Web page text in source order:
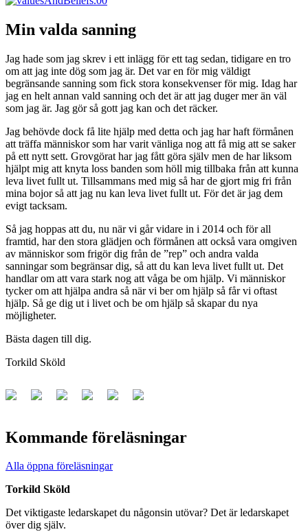
Min valda sanning
Jag hade som jag skrev i ett inlägg för ett tag sedan, tidigare en tro
om att jag inte dög som jag är. Det var en för mig väldigt
begränsande sanning som fick stora konsekvenser för mig. Idag har
jag en helt annan vald sanning och det är att jag duger mer än väl
som jag är. Jag gör så gott jag kan och det räcker.
Jag behövde dock få lite hjälp med detta och jag har haft förmånen
att träffa människor som har varit vänliga nog att få mig att se saker
på ett nytt sett. Grovgörat har jag fått göra själv men de har liksom
hjälpt mig att knyta loss banden som höll mig tillbaka från att kunna
leva livet fullt ut. Tillsammans med mig så har de gjort mig fri från
mina bojor så att jag nu kan leva livet fullt ut. För det är jag dem
evigt tacksam.
Så jag hoppas att du, nu när vi går vidare in i 2014 och för all
framtid, har den stora glädjen och förmånen att också vara omgiven
av människor som frigör dig från de ”rep” och andra valda
sanningar som begränsar dig, så att du kan leva livet fullt ut. Det
handlar om att vara stark nog att våga be om hjälp. Vi människor
tycker om att hjälpa andra så när vi ber om hjälp så får vi oftast
hjälp. Så ge dig ut i livet och be om hjälp så skapar du nya
möjligheter.
Bästa dagen till dig.
Torkild Sköld
Kommande föreläsningar
Alla öppna föreläsningar
Torkild Sköld
Det viktigaste ledarskapet du någonsin utövar? Det är ledarskapet
över dig själv.